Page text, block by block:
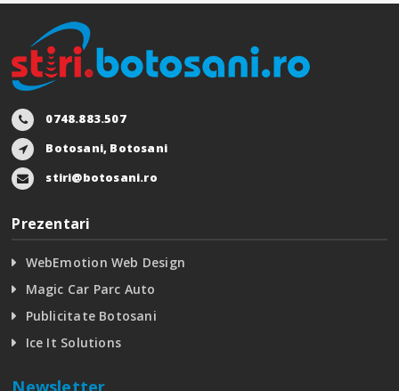
0748.883.507
Botosani, Botosani
stiri@botosani.ro
Prezentari
WebEmotion Web Design
Magic Car Parc Auto
Publicitate Botosani
Ice It Solutions
Newsletter